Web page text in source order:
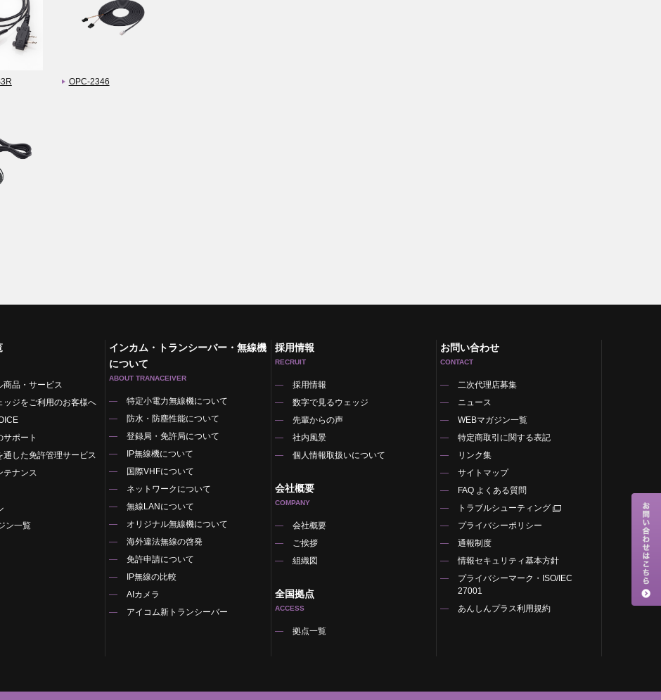
OPC-2346
商品・サービス
ッジをご利用のお客様へ
サポート
通した免許管理サービス
テナンス
ン一覧
インカム・トランシーバー・無線機
について
ABOUT TRANACEIVER
特定小電力無線機について
防水・防塵性能について
登録局・免許局について
IP無線機について
国際VHFについて
ネットワークについて
無線LANについて
オリジナル無線機について
海外違法無線の啓発
免許申請について
IP無線の比較
AIカメラ
アイコム新トランシーバー
採用情報
RECRUIT
採用情報
数字で見るウェッジ
先輩からの声
社内風景
個人情報取扱いについて
会社概要
COMPANY
会社概要
ご挨拶
組織図
全国拠点
ACCESS
拠点一覧
お問い合わせ
CONTACT
二次代理店募集
ニュース
WEBマガジン一覧
特定商取引に関する表記
リンク集
サイトマップ
FAQ よくある質問
トラブルシューティング
プライバシーポリシー
通報制度
情報セキュリティ基本方針
プライバシーマーク・ISO/IEC
27001
あんしんプラス利用規約